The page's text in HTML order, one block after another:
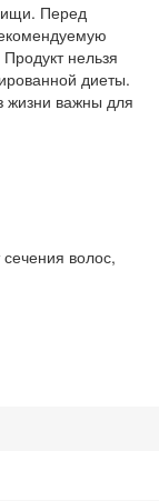
Перед
нельзя
диеты.
жизни важны для
волос,